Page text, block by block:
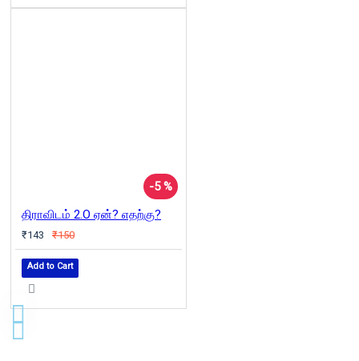
-5 %
திராவிடம் 2.O ஏன்? எதற்கு?
₹143 ₹150
Add to Cart